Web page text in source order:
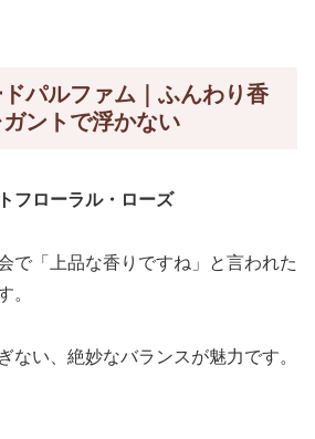
パルファム｜ふんわり香
ントで浮かない
フローラル・ローズ
で「上品な香りですね」と言われた
。
ない、絶妙なバランスが魅力です。